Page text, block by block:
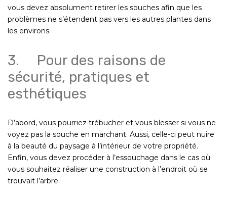
vous devez absolument retirer les souches afin que les
problèmes ne s’étendent pas vers les autres plantes dans
les environs.
3. Pour des raisons de
sécurité, pratiques et
esthétiques
D’abord, vous pourriez trébucher et vous blesser si vous ne
voyez pas la souche en marchant. Aussi, celle-ci peut nuire
à la beauté du paysage à l’intérieur de votre propriété.
Enfin, vous devez procéder à l’essouchage dans le cas où
vous souhaitez réaliser une construction à l’endroit où se
trouvait l’arbre.